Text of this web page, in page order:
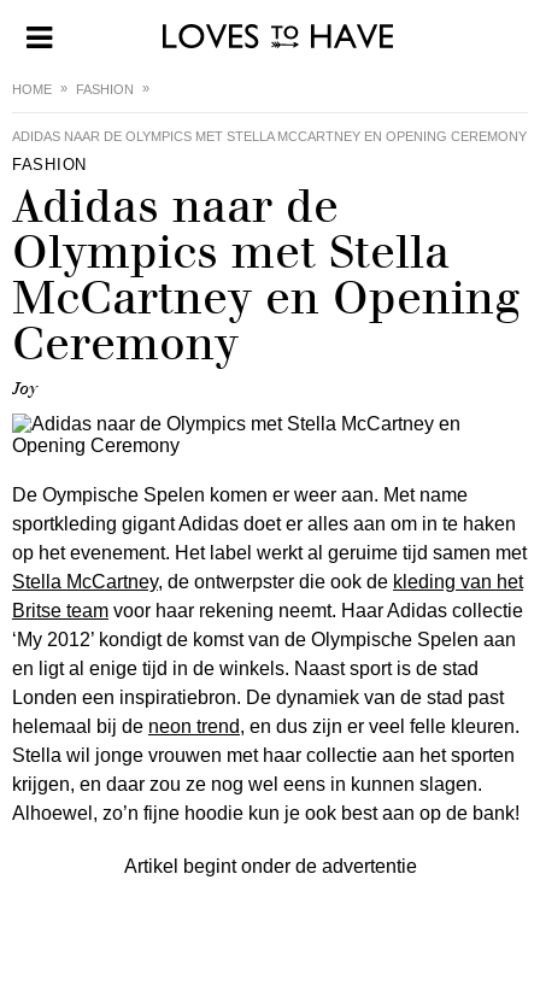
HOME FASHION
ADIDAS NAAR DE OLYMPICS MET STELLA MCCARTNEY EN OPENING CEREMONY
FASHION
Adidas naar de
Olympics met Stella
McCartney en Opening
Ceremony
Joy
De Oympische Spelen komen er weer aan. Met name
sportkleding gigant Adidas doet er alles aan om in te haken
op het evenement. Het label werkt al geruime tijd samen met
Stella McCartney, de ontwerpster die ook de kleding van het
Britse team voor haar rekening neemt. Haar Adidas collectie
‘My 2012’ kondigt de komst van de Olympische Spelen aan
en ligt al enige tijd in de winkels. Naast sport is de stad
Londen een inspiratiebron. De dynamiek van de stad past
helemaal bij de neon trend, en dus zijn er veel felle kleuren.
Stella wil jonge vrouwen met haar collectie aan het sporten
krijgen, en daar zou ze nog wel eens in kunnen slagen.
Alhoewel, zo’n fijne hoodie kun je ook best aan op de bank!
Artikel begint onder de advertentie